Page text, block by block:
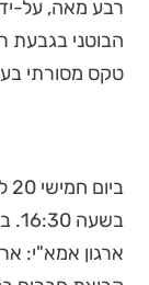
רבע מאה, על-
הבוטני בגבעת
טקס מסורתי
ארגון אמא"י: